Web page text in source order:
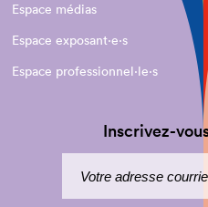
Espace médias
Espace exposant·e⋅s
Espace professionnel·le⋅s
Inscrivez-